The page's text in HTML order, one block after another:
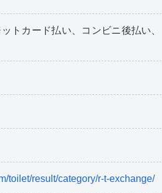
トカード払い、コンビニ後払い、
toilet/result/category/r-t-exchange/